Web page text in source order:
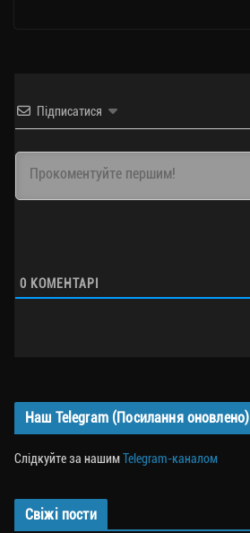
Підписатися
0 КОМЕНТАРІ
Наш Telegram (Посилання оновлено)
Слідкуйте за нашимTelegram-каналом
Свіжі пости